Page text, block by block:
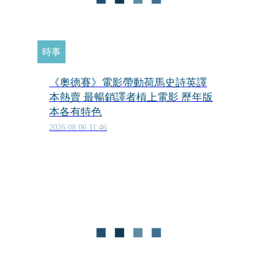
時事
《奧德賽》電影帶動荷馬史詩英譯
本熱賣 最暢銷譯者槓上電影 歷年版
本各有特色
2026.08.06 11:46